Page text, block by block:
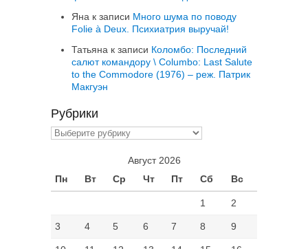
Яна к записи Много шума по поводу
Folie à Deux. Психиатрия выручай!
Татьяна к записи Коломбо: Последний
салют командору \ Columbo: Last Salute
to the Commodore (1976) – реж. Патрик
Макгуэн
Рубрики
Рубрики
Август 2026
Пн
Вт Ср Чт Пт Сб Вс
1 2
3 4 5 6 7 8 9